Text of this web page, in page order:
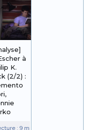
à
K.
(2/2) :